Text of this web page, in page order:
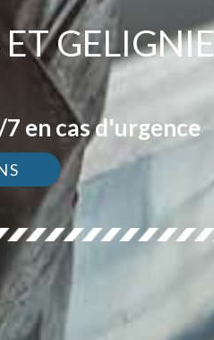
en cas d'urgence